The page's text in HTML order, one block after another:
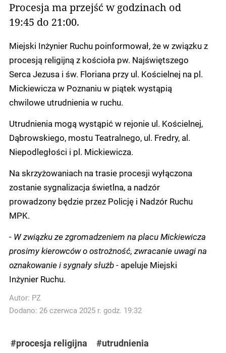
Procesja ma przejść w godzinach od
19:45 do 21:00.
Miejski Inżynier Ruchu poinformował, że w związku z
procesją religijną z kościoła pw. Najświętszego
Serca Jezusa i św. Floriana przy ul. Kościelnej na pl.
Mickiewicza w Poznaniu w piątek wystąpią
chwilowe utrudnienia w ruchu.
Utrudnienia mogą wystąpić w rejonie ul. Kościelnej,
Dąbrowskiego, mostu Teatralnego, ul. Fredry, al.
Niepodległości i pl. Mickiewicza.
Na skrzyżowaniach na trasie procesji wyłączona
zostanie sygnalizacja świetlna, a nadzór
prowadzony będzie przez Policję i Nadzór Ruchu
MPK.
- W związku ze zgromadzeniem na placu Mickiewicza
prosimy kierowców o ostrożność, zwracanie uwagi na
oznakowanie i sygnały służb - apeluje Miejski
Inżynier Ruchu.
Autor: PZ
Dodano: 26 czerwca 2025 r. godz. 19:32
#procesja religijna #utrudnienia